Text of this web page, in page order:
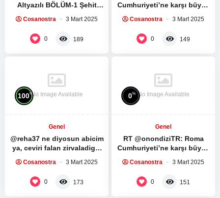
Altyazılı BÖLÜM-1 Şehit
medya sitesi ile yaptığı
Cosanostra 3 Mart 2025
0 189
Cumhuriyeti’ne karşı büyük
Spartacus Dizisinin ilk 5
bölümünü…
Cosanostra 3 Mart 2025
0 149
No Image Available
100%
Genel
@reha37 ne diyosun abicim
ya, ceviri falan zirvaladigin
fark ettin dunyanin…
Cosanostra 3 Mart 2025
0 173
No Image Available
0%
Genel
RT @onondiziTR: Roma
Cumhuriyeti’ne karşı büyük
Spartacus Dizisinin ilk 5
bölümünü…
Cosanostra 3 Mart 2025
0 151